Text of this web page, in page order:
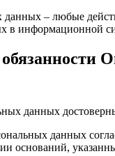
– любые
в информационной
данных
данных
оснований,